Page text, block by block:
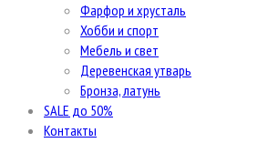
Фарфор и хрусталь
Хобби и спорт
Мебель и свет
Деревенская утварь
Бронза, латунь
SALE до 50%
Контакты